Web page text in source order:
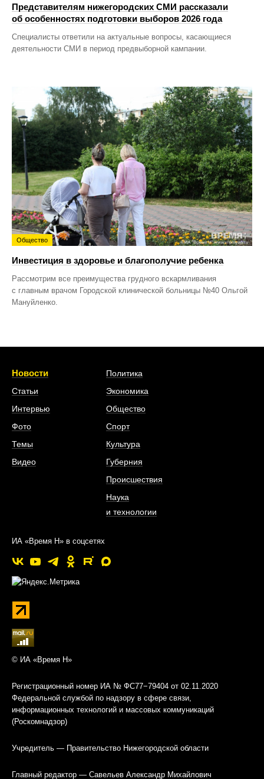
Представителям нижегородских СМИ рассказали
об особенностях подготовки выборов 2026 года
Специалисты ответили на актуальные вопросы, касающиеся
деятельности СМИ в период предвыборной кампании.
Общество
Инвестиция в здоровье и благополучие ребенка
Рассмотрим все преимущества грудного вскармливания
с главным врачом Городской клинической больницы №40 Ольгой
Мануйленко.
Новости
Статьи
Интервью
Фото
Темы
Видео
Политика
Экономика
Общество
Спорт
Культура
Губерния
Происшествия
Наука
и технологии
ИА «Время Н» в соцсетях
© ИА «Время Н»
Регистрационный номер ИА № ФС77−79404 от 02.11.2020
Федеральной службой по надзору в сфере связи,
информационных технологий и массовых коммуникаций
(Роскомнадзор)
Учредитель — Правительство Нижегородской области
Главный редактор — Савельев Александр Михайлович